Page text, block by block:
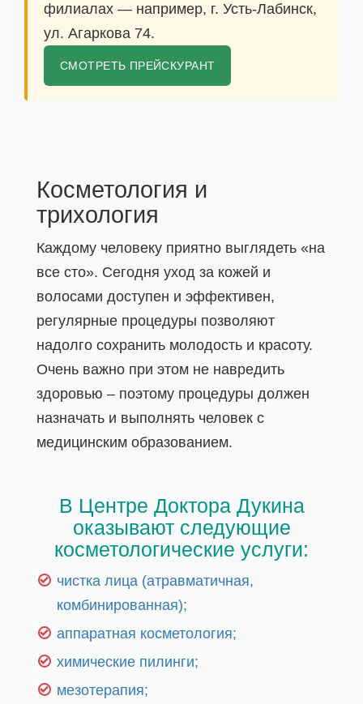
филиалах — например, г. Усть-Лабинск,
ул. Агаркова 74.
СМОТРЕТЬ ПРЕЙСКУРАНТ
Косметология и
трихология
Каждому человеку приятно выглядеть «на
все сто». Сегодня уход за кожей и
волосами доступен и эффективен,
регулярные процедуры позволяют
надолго сохранить молодость и красоту.
Очень важно при этом не навредить
здоровью – поэтому процедуры должен
назначать и выполнять человек с
медицинским образованием.
В Центре Доктора Дукина
оказывают следующие
косметологические услуги:
чистка лица (атравматичная,
комбинированная);
аппаратная косметология;
химические пилинги;
мезотерапия;